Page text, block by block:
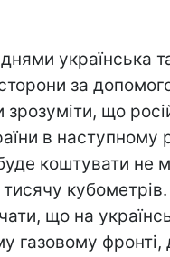
українська
за
зрозуміти, що
в наступному
коштувати не
що на
газовому фронті,